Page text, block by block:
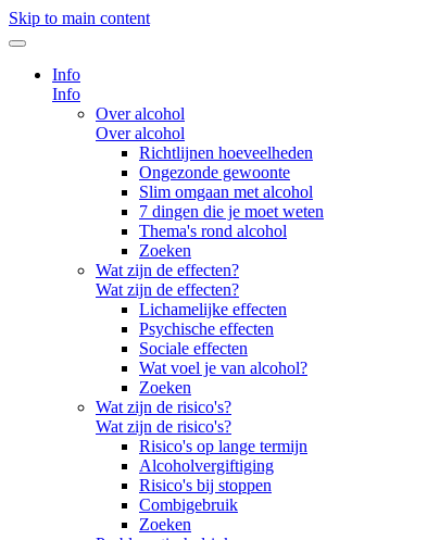
Skip to main content
Info
Info
Over alcohol
Over alcohol
Richtlijnen hoeveelheden
Ongezonde gewoonte
Slim omgaan met alcohol
7 dingen die je moet weten
Thema's rond alcohol
Zoeken
Wat zijn de effecten?
Wat zijn de effecten?
Lichamelijke effecten
Psychische effecten
Sociale effecten
Wat voel je van alcohol?
Zoeken
Wat zijn de risico's?
Wat zijn de risico's?
Risico's op lange termijn
Alcoholvergiftiging
Risico's bij stoppen
Combigebruik
Zoeken